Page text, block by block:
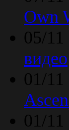
Own
05/11
видео
01/11
01/11